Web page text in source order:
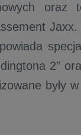
oraz
2”
były